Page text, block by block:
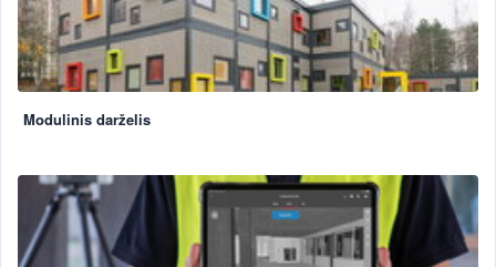
Modulinis darželis